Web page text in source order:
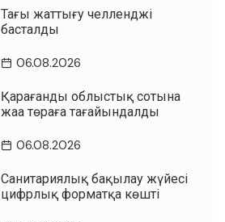
Таңғы жаттығу челленджі
басталды
06.08.2026
Қарағанды облыстық сотына
жаңа төраға тағайындалды
06.08.2026
Санитариялық бақылау жүйесі
цифрлық форматқа көшті